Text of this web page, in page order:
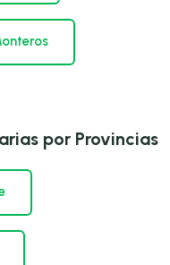
por Provincias